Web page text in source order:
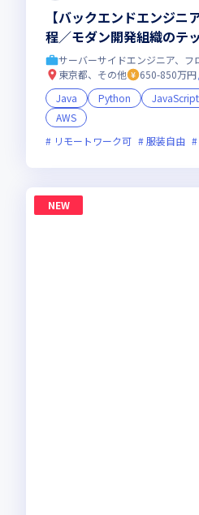
【バックエンドエンジニ
程／モダン開発組織のテ
サーバーサイドエンジニア、フ
東京都、その他
650-850万円
Java
Python JavaScript
AWS
リモートワーク可
服装自由
NEW